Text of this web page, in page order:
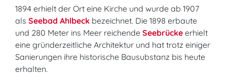
1894 erhielt der Ort eine Kirche und wurde ab 1907
als Seebad Ahlbeck bezeichnet. Die 1898 erbaute
und 280 Meter ins Meer reichende Seebrücke erhielt
eine gründerzeitliche Architektur und hat trotz einiger
Sanierungen ihre historische Bausubstanz bis heute
erhalten.